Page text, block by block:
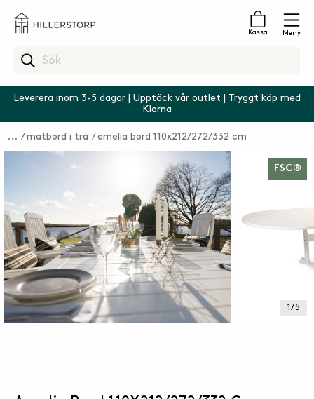
Kassa Meny
Leverera inom 3-5 dagar | Upptäck vår outlet | Tryggt köp med
Klarna
matbord i trä amelia bord 110x212/272/332 cm
1 / 5
FSC®